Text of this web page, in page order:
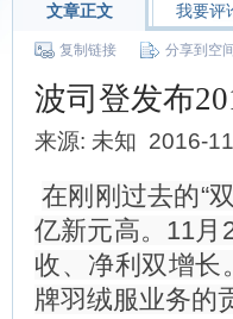
文章正文 我要评
复制链接 分享到空间
波司登发布
来源: 未知 2016-
在刚刚过去的“
亿新元高。11月
收、净利双增长
牌羽绒服业务的